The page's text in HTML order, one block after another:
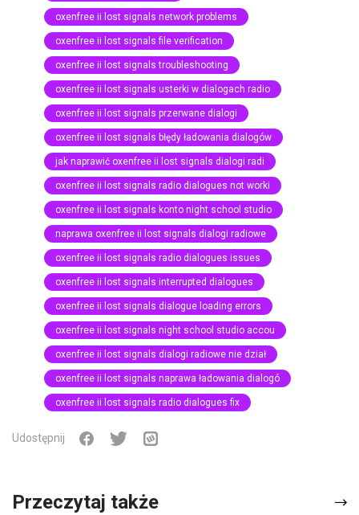
oxenfree ii lost signals network problems
oxenfree ii lost signals file verification
oxenfree ii lost signals troubleshooting
oxenfree ii lost signals usterki w dialogach radio
oxenfree ii lost signals przerwane dialogi
oxenfree ii lost signals błędy ładowania dialogów
jak naprawić oxenfree ii lost signals dialogi radi
oxenfree ii lost signals radio dialogues not worki
oxenfree ii lost signals konto night school studio
naprawa oxenfree ii lost signals dialogi radiowe
oxenfree ii lost signals radio dialogues issues
oxenfree ii lost signals interrupted dialogues
oxenfree ii lost signals dialogue loading errors
oxenfree ii lost signals night school studio accou
oxenfree ii lost signals dialogi radiowe nie dział
oxenfree ii lost signals naprawa ładowania dialogó
oxenfree ii lost signals radio dialogues fix
Udostępnij
Przeczytaj także